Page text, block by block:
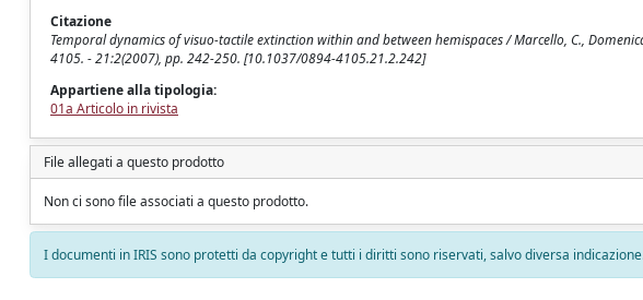
Citazione
Temporal dynamics of visuo-tactile extinction within and between hemispaces / Marcello, C.,
4105. - 21:2(2007), pp. 242-250. [10.1037/0894-4105.21.2.242]
Appartiene alla tipologia:
01a Articolo in rivista
File allegati a questo prodotto
Non ci sono file associati a questo prodotto.
I documenti in IRIS sono protetti da copyright e tutti i diritti sono riservati, salvo diversa